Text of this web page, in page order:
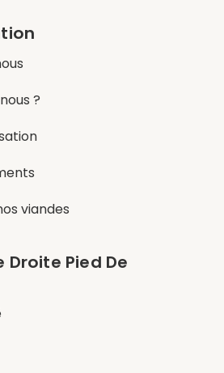
?
viandes
Droite Pied De